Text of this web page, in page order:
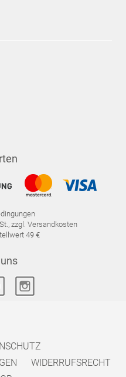
zzgl. Versandkosten
49 €
WIDERRUFSRECHT